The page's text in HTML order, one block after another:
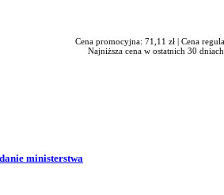
Cena promocyjna: 71,11 zł | Cena
Najniższa cena w ostatnich 30
ministerstwa